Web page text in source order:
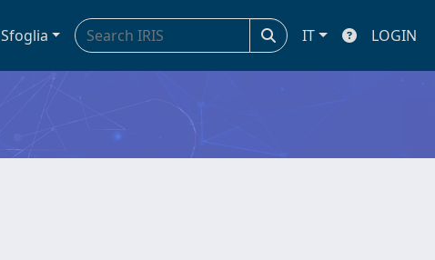
Sfoglia IT LOGIN